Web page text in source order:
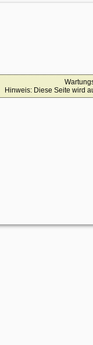
Hinweis: Diese Seite wird